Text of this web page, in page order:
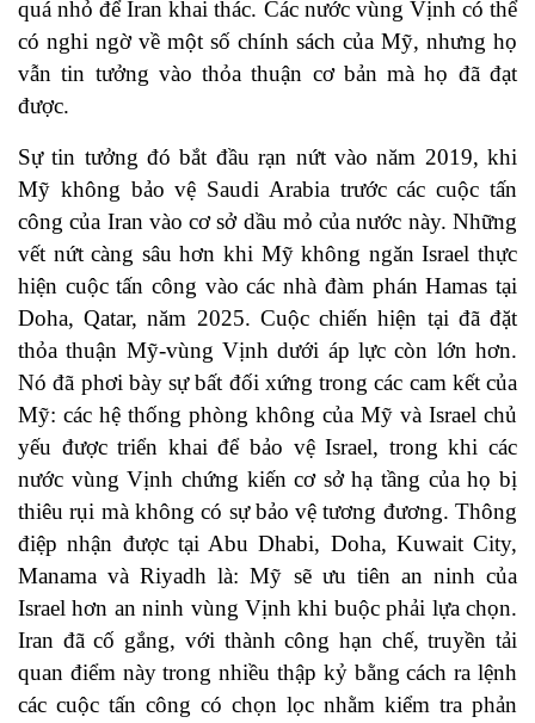
quá nhỏ để Iran khai thác. Các nước vùng Vịnh có thể
có nghi ngờ về một số chính sách của Mỹ, nhưng họ
vẫn tin tưởng vào thỏa thuận cơ bản mà họ đã đạt
được.
Sự tin tưởng đó bắt đầu rạn nứt vào năm 2019, khi
Mỹ không bảo vệ Saudi Arabia trước các cuộc tấn
công của Iran vào cơ sở dầu mỏ của nước này. Những
vết nứt càng sâu hơn khi Mỹ không ngăn Israel thực
hiện cuộc tấn công vào các nhà đàm phán Hamas tại
Doha, Qatar, năm 2025. Cuộc chiến hiện tại đã đặt
thỏa thuận Mỹ-vùng Vịnh dưới áp lực còn lớn hơn.
Nó đã phơi bày sự bất đối xứng trong các cam kết của
Mỹ: các hệ thống phòng không của Mỹ và Israel chủ
yếu được triển khai để bảo vệ Israel, trong khi các
nước vùng Vịnh chứng kiến cơ sở hạ tầng của họ bị
thiêu rụi mà không có sự bảo vệ tương đương. Thông
điệp nhận được tại Abu Dhabi, Doha, Kuwait City,
Manama và Riyadh là: Mỹ sẽ ưu tiên an ninh của
Israel hơn an ninh vùng Vịnh khi buộc phải lựa chọn.
Iran đã cố gắng, với thành công hạn chế, truyền tải
quan điểm này trong nhiều thập kỷ bằng cách ra lệnh
các cuộc tấn công có chọn lọc nhằm kiểm tra phản